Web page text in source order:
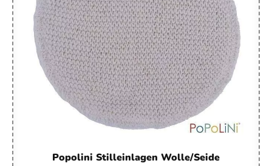
Popolini Stilleinlagen Wolle/Seide